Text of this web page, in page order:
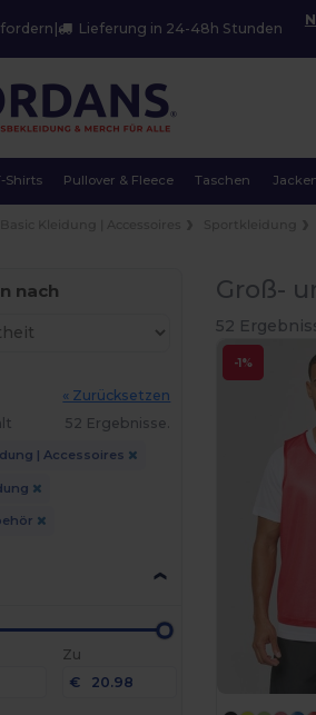
Lieferung in 24-48h Stunden
Shirts Pullover & Fleece Taschen
nach
« Zurücksetzen
52 Ergebnisse.
| Accessoires
Zu
€
Groß-
52
-1%